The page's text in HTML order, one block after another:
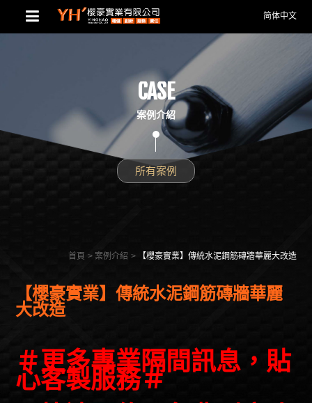
简体中文
CASE
案例介紹
所有案例
首頁 案例介紹 【櫻豪實業】傳統水泥鋼筋磚牆華麗大改造
【櫻豪實業】傳統水泥鋼筋磚牆華麗
大改造
＃更多專業隔間訊息，貼
心客製服務＃